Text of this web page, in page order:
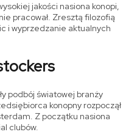
jakości nasiona konopi,
pracował. Zresztą filozofią
i wyprzedzanie aktualnych
podbój światowej branży
konopny rozpoczął
Z początku nasiona
clubów.